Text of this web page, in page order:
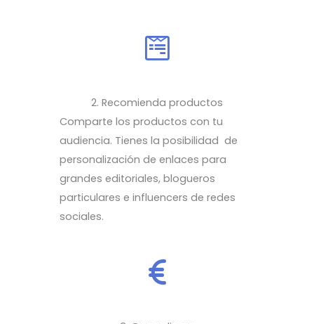
2. Recomienda productos
Comparte los productos con tu
audiencia. Tienes la posibilidad de
personalización de enlaces para
grandes editoriales, blogueros
particulares e influencers de redes
sociales.